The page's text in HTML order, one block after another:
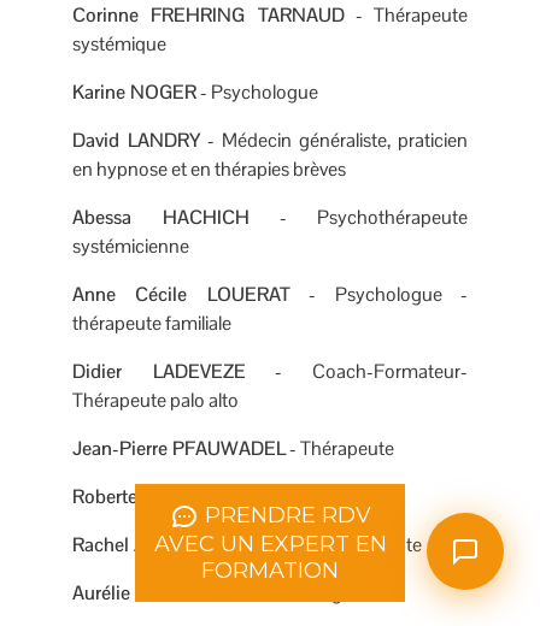
PRENDRE RDV
AVEC UN EXPERT EN
FORMATION
Corinne FREHRING TARNAUD- Thérapeute
systémique
Karine NOGER- Psychologue
David LANDRY- Médecin généraliste, praticien
en hypnose et en thérapies brèves
Abessa HACHICH - Psychothérapeute
systémicienne
Anne Cécile LOUERAT- Psychologue -
thérapeute familiale
Didier LADEVEZE - Coach-Formateur-
Thérapeute palo alto
Jean-Pierre PFAUWADEL- Thérapeute
Roberte RICHELET
Rachel ZENSES- Formatrice - consultante
Aurélie POLACHOWSKI